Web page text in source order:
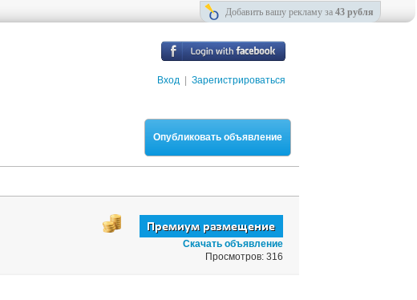
Вход Зарегистрироваться
Опубликовать объявление
Скачать объявление
Просмотров: 316
Добавить вашу рекламу за 43 рубля